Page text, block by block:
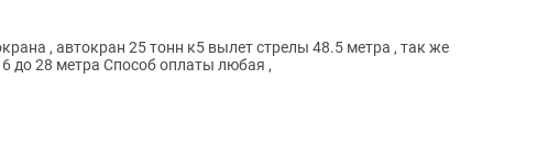
, автокран 25 тонн к5 вылет стрелы 48.5 метра , так же
автовышка японец высота от 16 до 28 метра Способ оплаты любая ,